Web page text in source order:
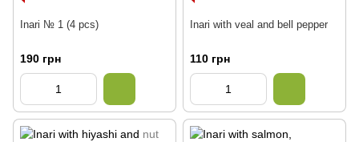
Inari № 1 (4 pcs)
190 грн
Inari with veal and bell pepper
110 грн